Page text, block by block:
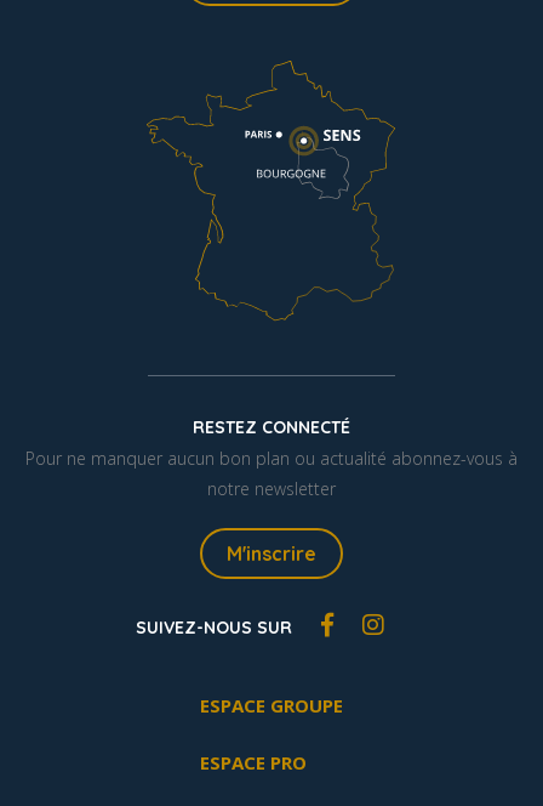
RESTEZ CONNECTÉ
Pour ne manquer aucun bon plan ou actualité abonnez-vous à
notre newsletter
M'inscrire
SUIVEZ-NOUS SUR
ESPACE GROUPE
ESPACE PRO